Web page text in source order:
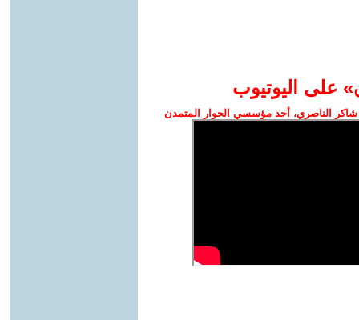
على اليوتيوب
الناصري، أحد مؤسسي الحوار المتمدن